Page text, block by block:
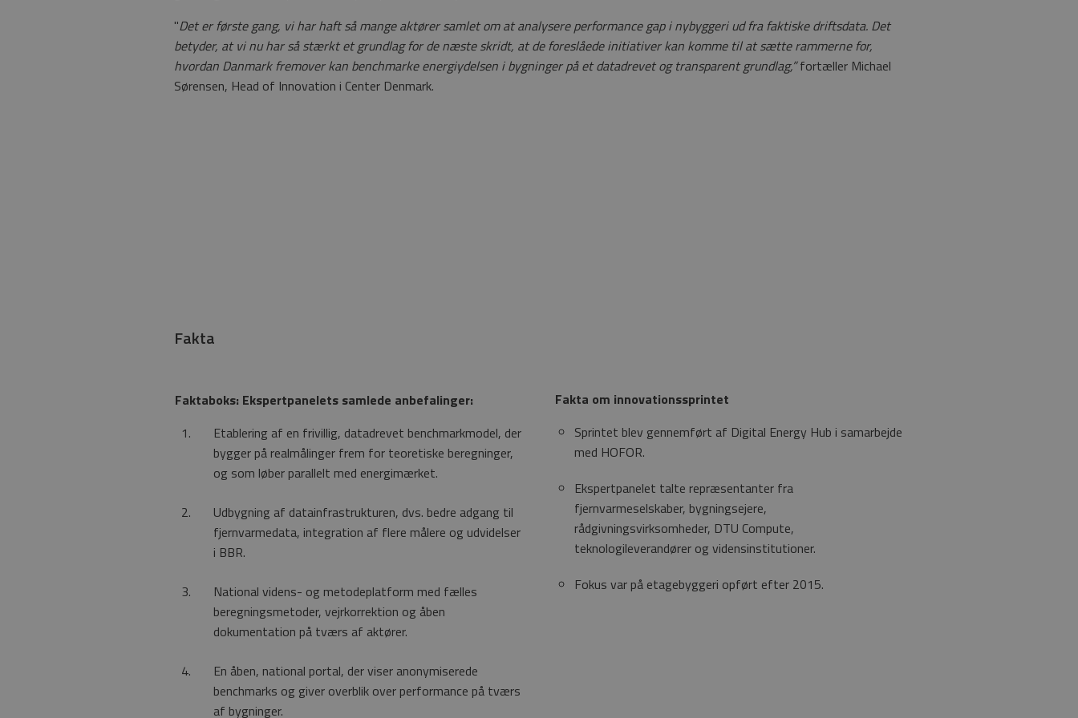
"Det er første gang, vi har haft så mange aktører samlet om at analysere performance gap i nybyggeri ud fra faktiske driftsdata. Det
betyder, at vi nu har så stærkt et grundlag for de næste skridt, at de foreslåede initiativer kan komme til at sætte rammerne for,
hvordan Danmark fremover kan benchmarke energiydelsen i bygninger på et datadrevet og transparent grundlag,”fortæller Michael
Sørensen, Head of Innovation i Center Denmark.
Fakta
Faktaboks: Ekspertpanelets samlede anbefalinger:
Etablering af en frivillig, datadrevet benchmarkmodel, der
bygger på realmålinger frem for teoretiske beregninger,
og som løber parallelt med energimærket.
Udbygning af datainfrastrukturen, dvs. bedre adgang til
fjernvarmedata, integration af flere målere og udvidelser
i BBR.
National videns- og metodeplatform med fælles
beregningsmetoder, vejrkorrektion og åben
dokumentation på tværs af aktører.
En åben, national portal, der viser anonymiserede
benchmarks og giver overblik over performance på tværs
af bygninger.
Fakta om innovationssprintet
Sprintet blev gennemført af Digital Energy Hub i samarbejde
med HOFOR.
Ekspertpanelet talte repræsentanter fra
fjernvarmeselskaber, bygningsejere,
rådgivningsvirksomheder, DTU Compute,
teknologileverandører og vidensinstitutioner.
Fokus var på etagebyggeri opført efter 2015.